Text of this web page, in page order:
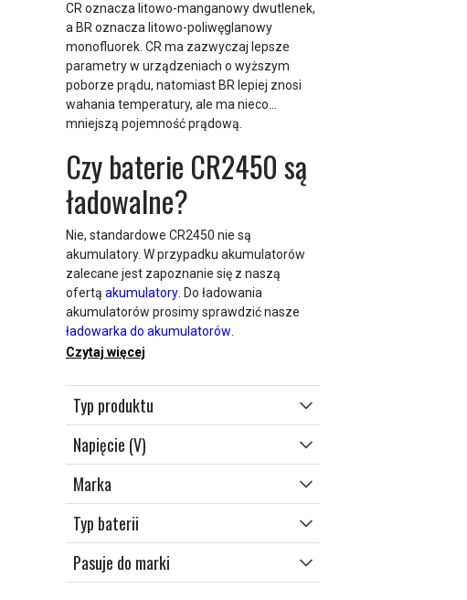
CR oznacza litowo-manganowy dwutlenek,
a BR oznacza litowo-poliwęglanowy
monofluorek. CR ma zazwyczaj lepsze
parametry w urządzeniach o wyższym
poborze prądu, natomiast BR lepiej znosi
wahania temperatury, ale ma nieco
mniejszą pojemność prądową.
Czy baterie CR2450 są
ładowalne?
Nie, standardowe CR2450 nie są
akumulatory. W przypadku akumulatorów
zalecane jest zapoznanie się z naszą
ofertą akumulatory . Do ładowania
akumulatorów prosimy sprawdzić nasze
ładowarka do akumulatorów
Czytaj więcej
Typ produktu
Napięcie (V)
Marka
Typ baterii
Pasuje do marki